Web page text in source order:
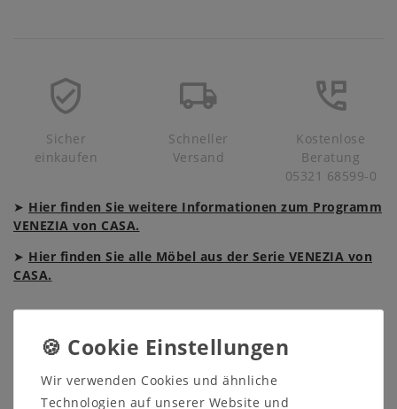
Sicher
einkaufen
Schneller
Versand
Kostenlose
Beratung
05321 68599-0
➤ Hier finden Sie weitere Informationen zum Programm
VENEZIA von CASA.
➤ Hier finden Sie alle Möbel aus der Serie VENEZIA von
CASA.
Beschreibung
Produktsicherheit
Wir verwenden Cookies und ähnliche
Technologien auf unserer Website und